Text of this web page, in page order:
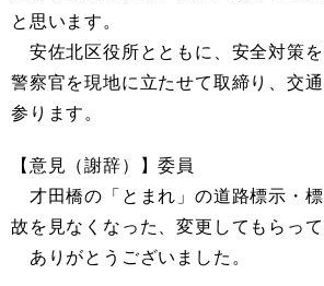
と思います。
安佐北区役所とともに、安全対策を
警察官を現地に立たせて取締り、交
参ります。
【意見（謝辞）】委員
才田橋の「とまれ」の道路標示・
故を見なくなった、変更してもらって
ありがとうございました。